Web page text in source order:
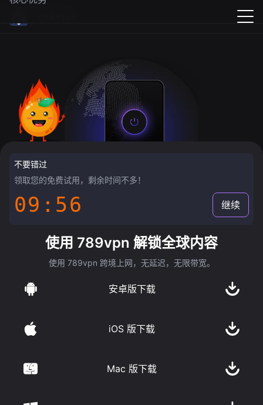
不要错过
领取您的免费试用，剩余时间不多！
09:55 继续
使用 789vpn 解锁全球内容
使用 789vpn 跨境上网，无延迟，无限带宽。
安卓版下载
iOS 版下载
Mac 版下载